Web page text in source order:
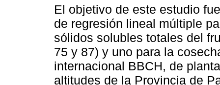
El objetivo de este estudio
de regresión lineal múltiple
sólidos solubles totales del
75 y 87) y uno para la
internacional BBCH, de
altitudes de la Provincia de